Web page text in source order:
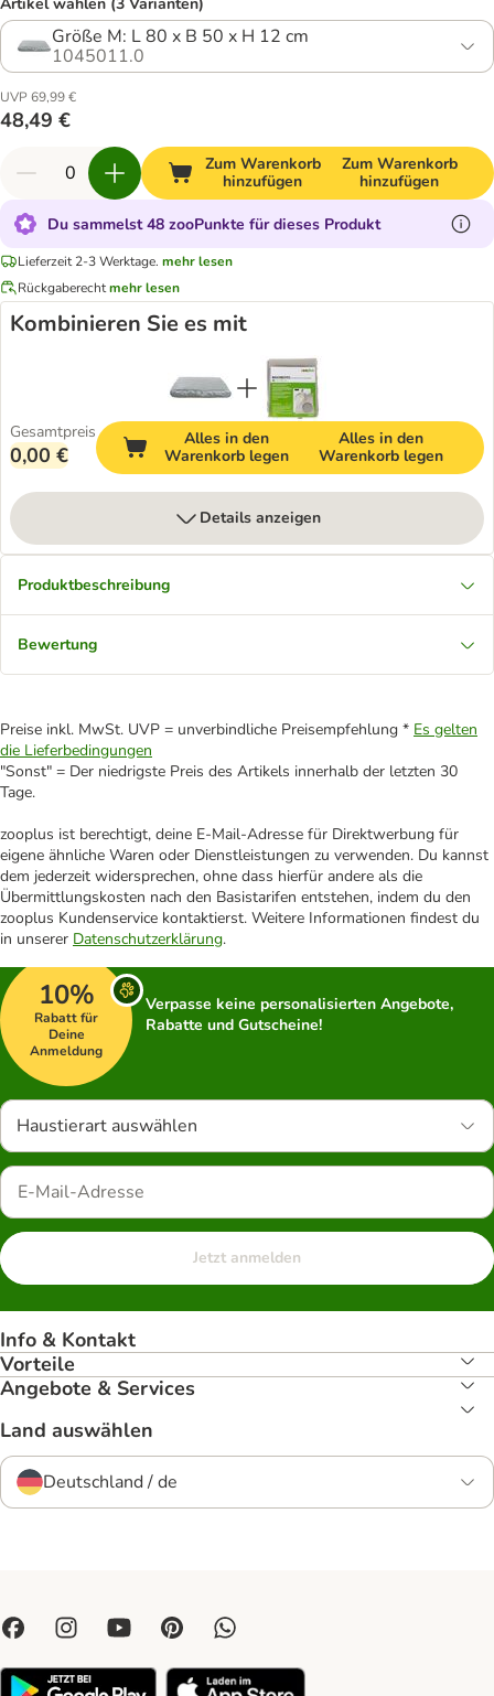
Größe M: L 80 x B 50 x H 12 cm
1045011.0
UVP 69,99 €
48,49 €
Zum Warenkorb
hinzufügen
Zum Warenkorb
hinzufügen
Du sammelst 48 zooPunkte für dieses Produkt
Lieferzeit 2-3 Werktage. mehr lesen
Rückgaberechtmehr lesen
Kombinieren Sie es mit
Gesamtpreis
0,00 €
Alles in den
Warenkorb legen
Alles in den
Warenkorb legen
Details anzeigen
Produktbeschreibung
Bewertung
Preise inkl. MwSt. UVP = unverbindliche Preisempfehlung * Es gelten
die Lieferbedingungen
"Sonst" = Der niedrigste Preis des Artikels innerhalb der letzten 30
Tage.
zooplus ist berechtigt, deine E-Mail-Adresse für Direktwerbung für
eigene ähnliche Waren oder Dienstleistungen zu verwenden. Du kannst
dem jederzeit widersprechen, ohne dass hierfür andere als die
Übermittlungskosten nach den Basistarifen entstehen, indem du den
zooplus Kundenservice kontaktierst. Weitere Informationen findest du
in unserer Datenschutzerklärung.
10%
Rabatt für
Deine
Anmeldung
Verpasse keine personalisierten Angebote,
Rabatte und Gutscheine!
Haustierart auswählen
Jetzt anmelden
Info & Kontakt
Vorteile
Angebote & Services
Land auswählen
Deutschland / de